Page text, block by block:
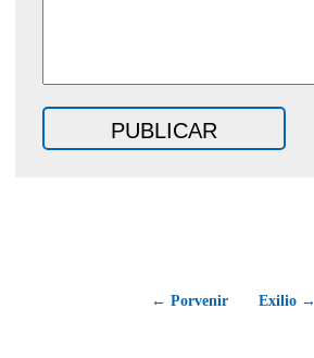
← Porvenir Exilio →